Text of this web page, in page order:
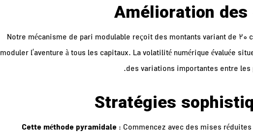
Amélioration
Notre mécanisme de pari modulable reçoit des montants variant de
moduler l’aventure à tous les capitaux. La volatilité numérique évaluée
des variations importantes entre
Stratégies
Cette méthode pyramidale : Commencez avec des mises